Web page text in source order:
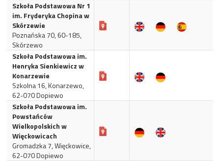
Szkoła Podstawowa Nr 1
im. Fryderyka Chopina w
Skórzewie
Poznańska 70, 60-185,
Skórzewo
Szkoła Podstawowa im.
Henryka Sienkiewicz w
Konarzewie
Szkolna 16, Konarzewo,
62-070 Dopiewo
Szkoła Podstawowa im.
Powstańców
Wielkopolskich w
Więckowicach
Gromadzka 7, Więckowice,
62-070 Dopiewo